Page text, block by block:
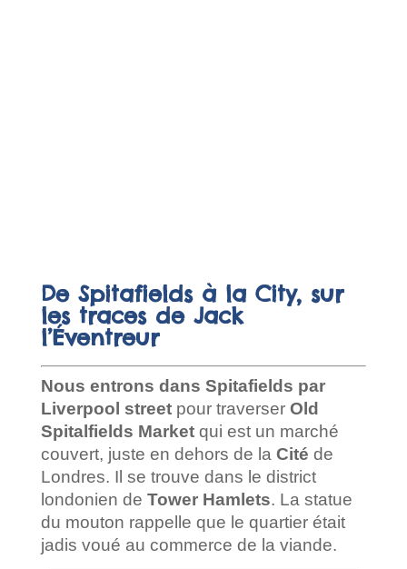
De Spitafields à la City, sur
les traces de Jack
l’Éventreur
Nous entrons dans Spitafields par
Liverpool street pour traverser Old
Spitalfields Marketqui est un marché
couvert, juste en dehors de la Cité de
Londres. Il se trouve dans le district
londonien de Tower Hamlets. La statue
du mouton rappelle que le quartier était
jadis voué au commerce de la viande.